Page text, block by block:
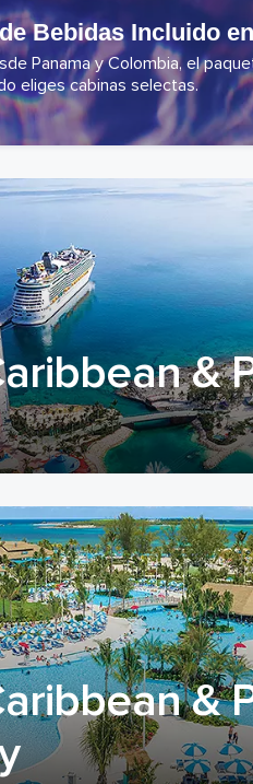
Bebidas Incluido
Panama y Colombia, el
eliges cabinas selectas.
&
&